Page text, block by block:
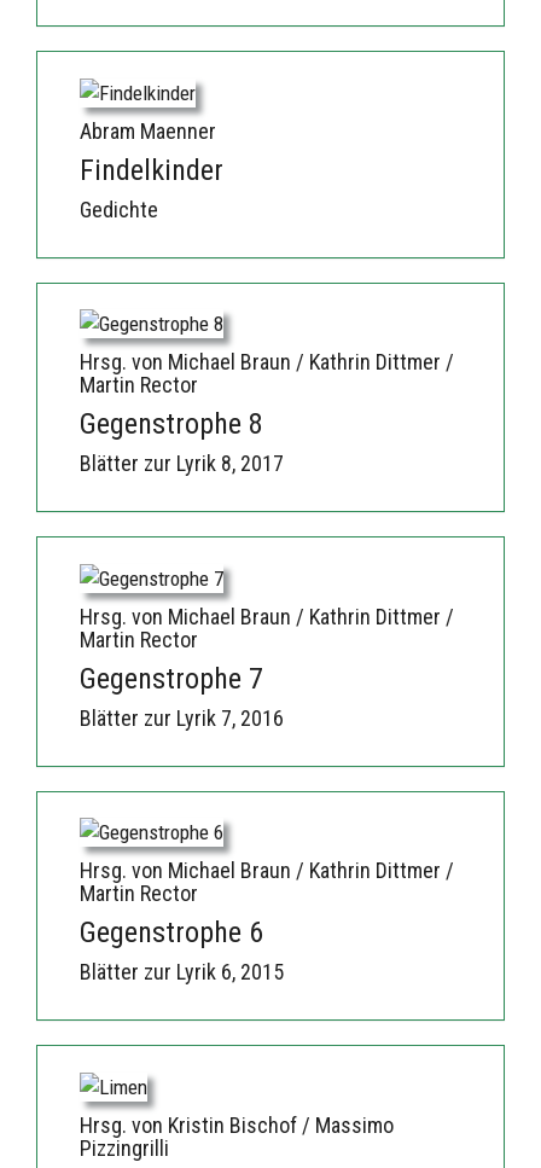
Abram Maenner
Findelkinder
Gedichte
Hrsg. von Michael Braun / Kathrin Dittmer /
Martin Rector
Gegenstrophe 8
Blätter zur Lyrik 8, 2017
Hrsg. von Michael Braun / Kathrin Dittmer /
Martin Rector
Gegenstrophe 7
Blätter zur Lyrik 7, 2016
Hrsg. von Michael Braun / Kathrin Dittmer /
Martin Rector
Gegenstrophe 6
Blätter zur Lyrik 6, 2015
Hrsg. von Kristin Bischof / Massimo
Pizzingrilli